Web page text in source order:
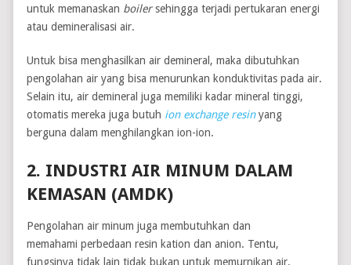
untuk memanaskan boilersehingga terjadi pertukaran energi
atau demineralisasi air.
Untuk bisa menghasilkan air demineral, maka dibutuhkan
pengolahan air yang bisa menurunkan konduktivitas pada air.
Selain itu, air demineral juga memiliki kadar mineral tinggi,
otomatis mereka juga butuh ion exchange resinyang
berguna dalam menghilangkan ion-ion.
2. INDUSTRI AIR MINUM DALAM
KEMASAN (AMDK)
Pengolahan air minum juga membutuhkan dan
memahami perbedaan resin kation dan anion. Tentu,
fungsinya tidak lain tidak bukan untuk memurnikan air.